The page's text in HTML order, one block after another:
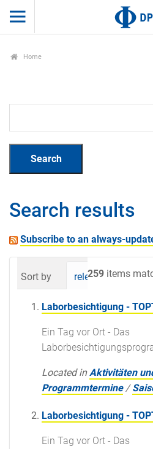
Home
Search results
Subscribe to an always-
259 items
Sort by relevance
Laborbesichtigung -
Ein Tag vor Ort - Das
Located in Aktivitäten
Programmtermine /
Laborbesichtigung -
Ein Tag vor Ort - Das